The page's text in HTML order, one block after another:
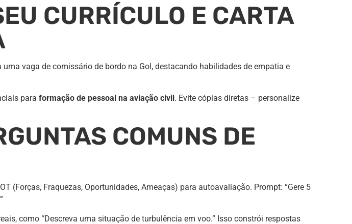
CURRÍCULO E CARTA
vaga de comissário de bordo na Gol, destacando habilidades de empatia e
para formação de pessoal na aviação civil. Evite cópias diretas – personalize
COMUNS DE
(Forças, Fraquezas, Oportunidades, Ameaças) para autoavaliação. Prompt: “Gere 5
como “Descreva uma situação de turbulência em voo.” Isso constrói respostas